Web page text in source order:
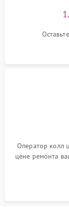
Оператор колл
цене ремонта